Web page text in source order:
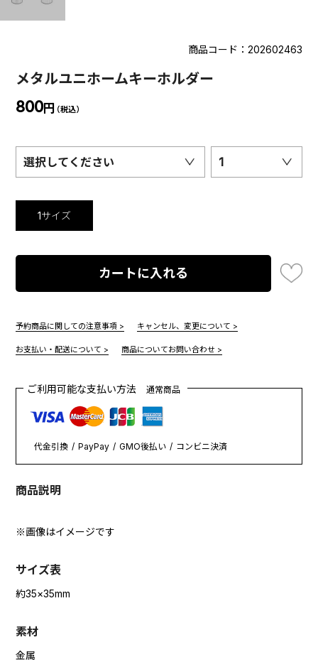
商品コード：202602463
メタルユニホームキーホルダー
800円 （税込）
選択してください 1
1サイズ
カートに入れる
予約商品に関しての注意事項 > キャンセル、変更について >
お支払い・配送について > 商品についてお問い合わせ >
ご利用可能な支払い方法通常商品
代金引換 PayPay GMO後払い コンビニ決済
商品説明
※画像はイメージです
サイズ表
約35×35mm
素材
金属